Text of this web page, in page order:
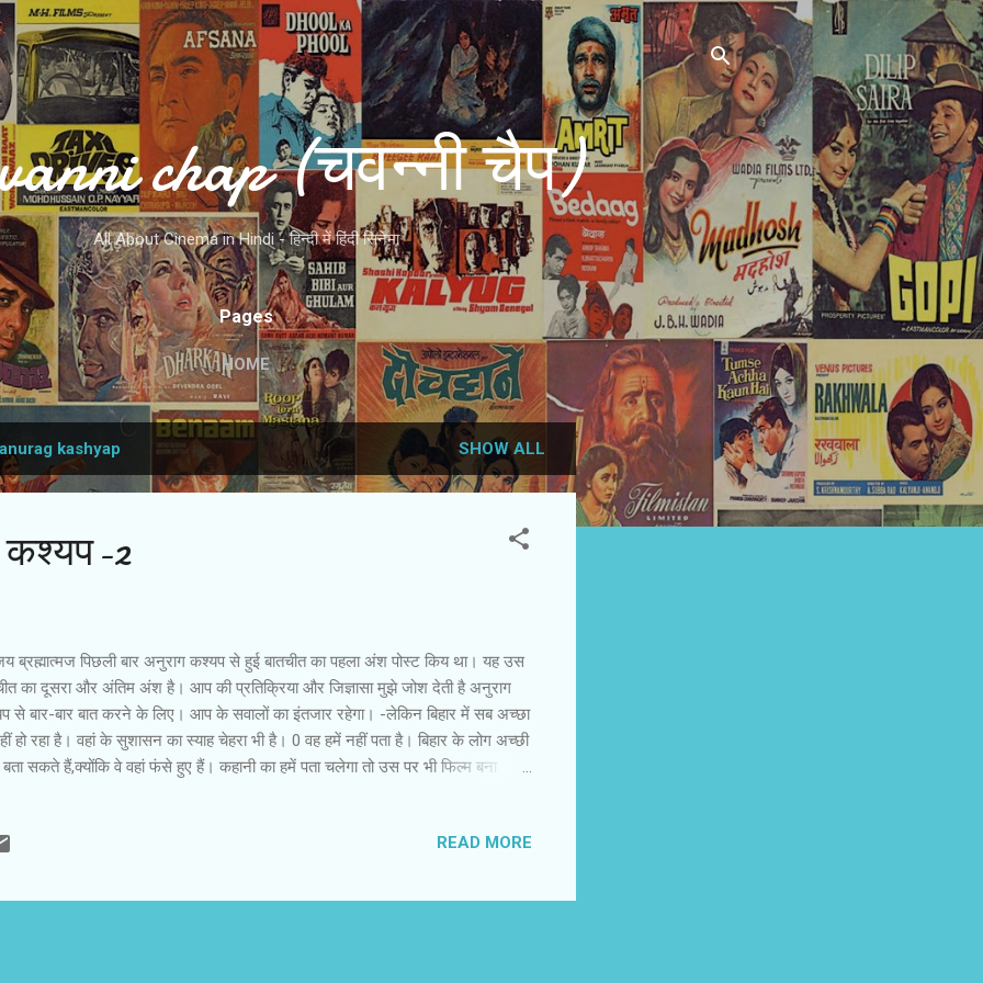
Skip to main content
chap (चवन्नी चैप)
All About Cinema in Hindi - हिन्दी में हिंदी सिनेमा
Pages
HOME
anurag kashyap SHOW ALL
कश्‍यप-2
ब्रह्मात्‍मज पिछली बार अनुराग कश्‍यप से हुई बातचीत का पहला अंश पोस्‍ट किय था। यह उस
का दूसरा और अंतिम अंश है। आप की प्रतिक्रिया और जिज्ञासा मुझे जोश देती है अनुराग
से बार-बार बात करने के लिए। आप के सवालों का इंतजार रहेगा। -लेकिन बिहार में सब अच्‍छा
हो रहा है। वहां के सुशासन का स्‍याह चेहरा भी है। 0 वह हमें नहीं पता है। बिहार के लोग अच्‍छी
सकते हैं,क्‍योंकि वे वहां फंसे हुए हैं। कहानी का हमें पता चलेगा तो उस पर भी फिल्‍म बना
कितना इंफलुएंश है। 0 वासेपुर देखा जाए तो पूरे इंडियन सोसायटी का एक छोटा सा वर्सन है।
की है। इस कहानी का ‘ गॉड फादर ’ से कुछ लेना देना नहीं है। लोग बिना पिक्चर देखे हुए बात
READ MORE